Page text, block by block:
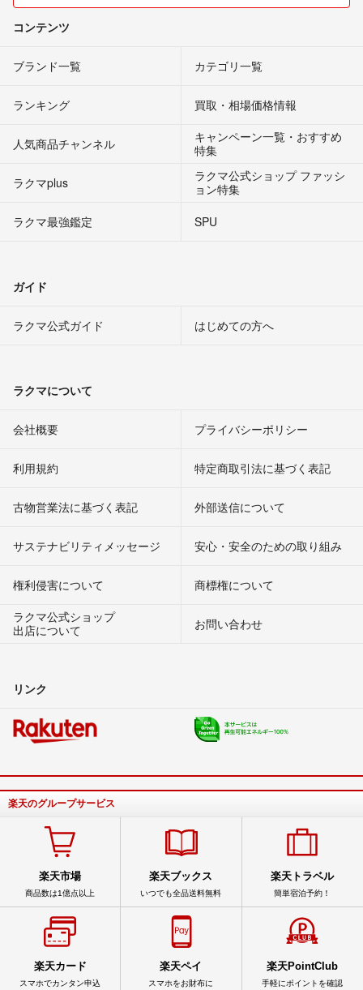
コンテンツ
ブランド一覧 カテゴリ一覧
ランキング 買取・相場価格情報
人気商品チャンネル
キャンペーン一覧・おすすめ
特集
ラクマplus
ラクマ公式ショップ ファッシ
ョン特集
ラクマ最強鑑定
SPU
ガイド
ラクマ公式ガイド はじめての方へ
ラクマについて
会社概要 プライバシーポリシー
利用規約 特定商取引法に基づく表記
古物営業法に基づく表記 外部送信について
サステナビリティメッセージ 安心・安全のための取り組み
権利侵害について
商標権について
ラクマ公式ショップ
出店について
お問い合わせ
リンク
楽天のグループサービス
楽天市場
商品数は1億点以上
楽天ブックス
いつでも全品送料無料
楽天トラベル
簡単宿泊予約！
楽天カード
スマホでカンタン申込
楽天ペイ
スマホをお財布に
楽天PointClub
手軽にポイントを確認